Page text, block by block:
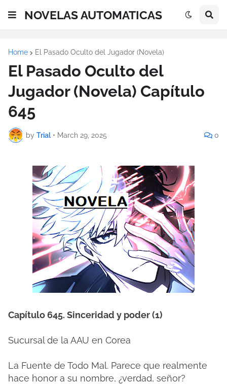
NOVELAS AUTOMATICAS
Home El Pasado Oculto del Jugador (Novela)
El Pasado Oculto del
Jugador (Novela) Capítulo
645
by Trial • March 29, 2025 0
Capítulo 645. Sinceridad y poder (1)
Sucursal de la AAU en Corea
La Fuente de Todo Mal. Parece que realmente
hace honor a su nombre, ¿verdad, señor?